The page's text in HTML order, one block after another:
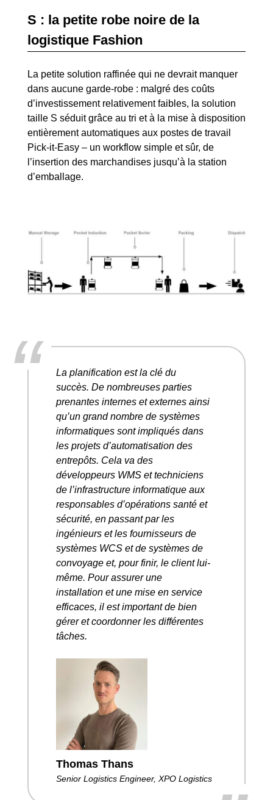
S : la petite robe noire de la
logistique Fashion
La petite solution raffinée qui ne devrait manquer
dans aucune garde-robe : malgré des coûts
d’investissement relativement faibles, la solution
taille S séduit grâce au tri et à la mise à disposition
entièrement automatiques aux postes de travail
Pick-it-Easy – un workflow simple et sûr, de
l’insertion des marchandises jusqu’à la station
d’emballage.
“
La planification est la clé du
succès. De nombreuses parties
prenantes internes et externes ainsi
qu’un grand nombre de systèmes
informatiques sont impliqués dans
les projets d’automatisation des
entrepôts. Cela va des
développeurs WMS et techniciens
de l’infrastructure informatique aux
responsables d’opérations santé et
sécurité, en passant par les
ingénieurs et les fournisseurs de
systèmes WCS et de systèmes de
convoyage et, pour finir, le client lui-
même. Pour assurer une
installation et une mise en service
efficaces, il est important de bien
gérer et coordonner les différentes
tâches.
Thomas Thans
Senior Logistics Engineer, XPO Logistics